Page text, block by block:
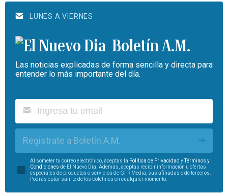
LUNES A VIERNES
Boletín A.M.
Las noticias explicadas de forma sencilla y directa para
entender lo más importante del día.
Regístrate a Boletín A.M.
Al someter tu correo electrónico, aceptas la Política de Privacidad yTérminos y
Condiciones de El Nuevo Día. Además, aceptas recibir información u ofertas
especiales de productos o servicios de GFR Media, sus afiliadas o de terceros.
Podrás optar salirte de los boletines en cualquier momento.